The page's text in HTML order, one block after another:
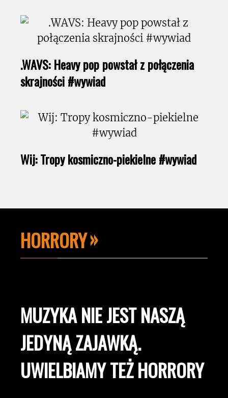
.WAVS: Heavy pop powstał z połączenia
skrajności #wywiad
Wij: Tropy kosmiczno-piekielne #wywiad
HORRORY
MUZYKA NIE JEST NASZĄ
JEDYNĄ ZAJAWKĄ.
UWIELBIAMY TEŻ HORRORY